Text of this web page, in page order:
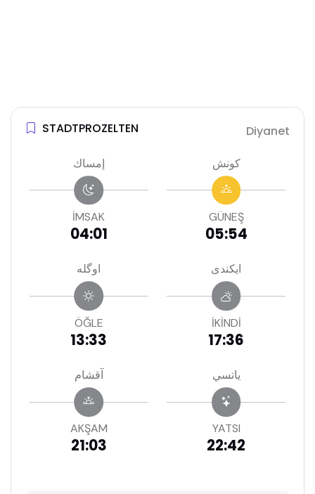
STADTPROZELTEN Diyanet
إمساك
İMSAK
04:01
كونش
GÜNEŞ
05:54
اوگله
ÖĞLE
13:33
ايكندى
İKİNDİ
17:36
آقشام
AKŞAM
21:03
ياتسي
YATSI
22:42